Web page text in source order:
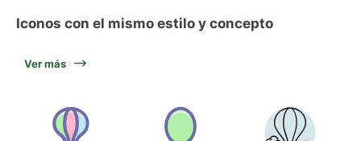
Iconos con el mismo estilo y concepto
Ver más